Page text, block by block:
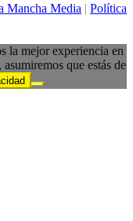
Mancha Media | Política
la mejor experiencia en
que estás de